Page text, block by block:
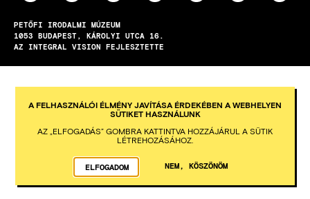
PETŐFI IRODALMI MÚZEUM
1053
BUDAPEST
KÁROLYI UTCA 16.
AZ INTEGRAL VISION FEJLESZTETTE
A FELHASZNÁLÓI ÉLMÉNY JAVÍTÁSA ÉRDEKÉBEN A WEBHELYEN
SÜTIKET HASZNÁLUNK
AZ „ELFOGADÁS” GOMBRA KATTINTVA HOZZÁJÁRUL A SÜTIK
LÉTREHOZÁSÁHOZ.
ELFOGADOM NEM, KÖSZÖNÖM